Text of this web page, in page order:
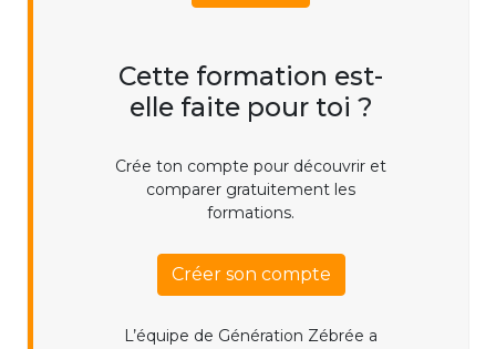
Cette formation est-
elle faite pour toi ?
Crée ton compte pour découvrir et
comparer gratuitement les
formations.
Créer son compte
L’équipe de Génération Zébrée a